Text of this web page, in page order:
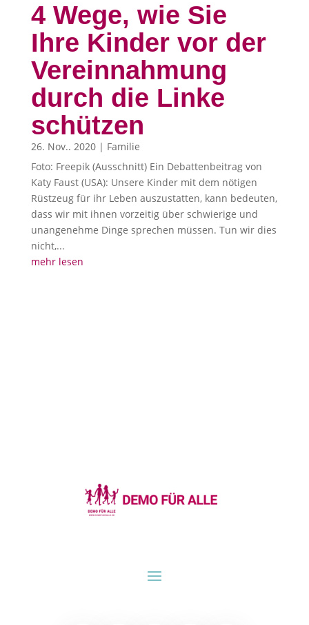
4 Wege, wie Sie
Ihre Kinder vor der
Vereinnahmung
durch die Linke
schützen
26. Nov.. 2020| Familie
Foto: Freepik (Ausschnitt) Ein Debattenbeitrag von
Katy Faust (USA): Unsere Kinder mit dem nötigen
Rüstzeug für ihr Leben auszustatten, kann bedeuten,
dass wir mit ihnen vorzeitig über schwierige und
unangenehme Dinge sprechen müssen. Tun wir dies
nicht,...
mehr lesen